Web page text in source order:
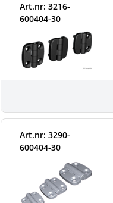
Art.nr: 3216-
600404-30
Art.nr: 3290-
600404-30